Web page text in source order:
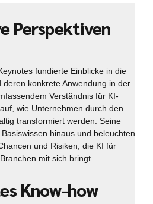
Perspektiven
fundierte Einblicke in die
deren konkrete Anwendung in der
Verständnis für KI-
wie Unternehmen durch den
transformiert werden. Seine
hinaus und beleuchten
und Risiken, die KI für
mit sich bringt.
Know-how